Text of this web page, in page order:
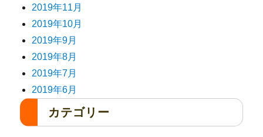
2019年11月
2019年10月
2019年9月
2019年8月
2019年7月
2019年6月
カテゴリー